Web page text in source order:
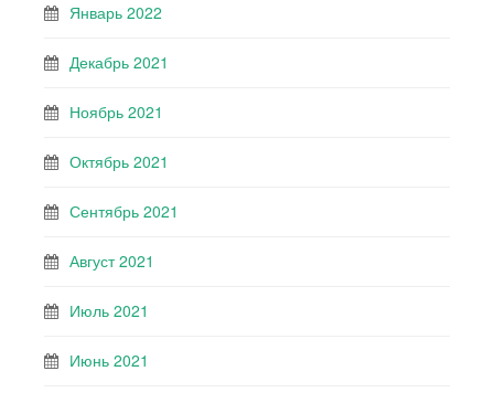
Январь 2022
Декабрь 2021
Ноябрь 2021
Октябрь 2021
Сентябрь 2021
Август 2021
Июль 2021
Июнь 2021